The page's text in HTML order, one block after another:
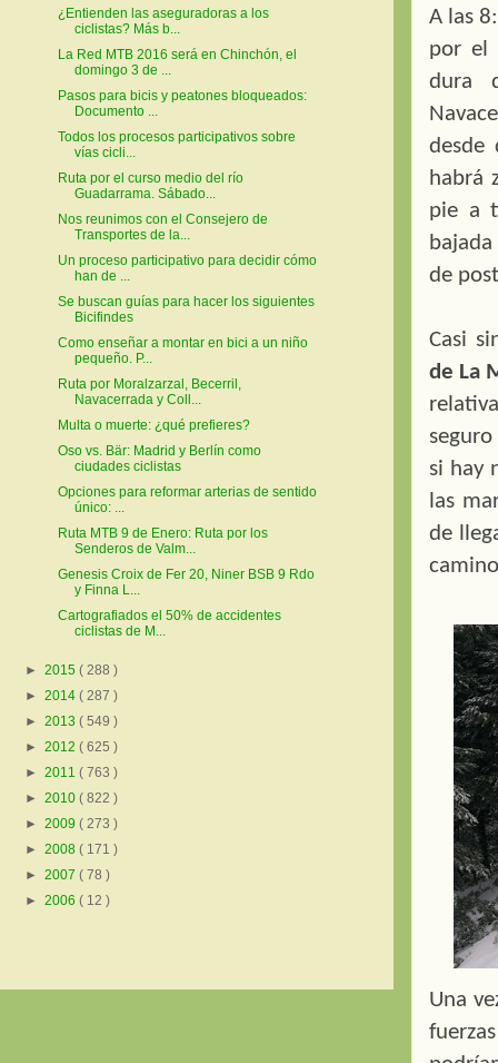
A las
por el
dura
desde
habrá
pie a
de
Casi
de La
si hay
las
de
Una
¿Entienden las aseguradoras a los
ciclistas? Más b...
La Red MTB 2016 será en Chinchón, el
domingo 3 de ...
Pasos para bicis y peatones bloqueados:
Documento ...
Todos los procesos participativos sobre
vías cicli...
Ruta por el curso medio del río
Guadarrama. Sábado...
Nos reunimos con el Consejero de
Transportes de la...
Un proceso participativo para decidir cómo
han de ...
Se buscan guías para hacer los siguientes
Bicifindes
Como enseñar a montar en bici a un niño
pequeño. P...
Ruta por Moralzarzal, Becerril,
Navacerrada y Coll...
Multa o muerte: ¿qué prefieres?
Oso vs. Bär: Madrid y Berlín como
ciudades ciclistas
Opciones para reformar arterias de sentido
único: ...
Ruta MTB 9 de Enero: Ruta por los
Senderos de Valm...
Genesis Croix de Fer 20, Niner BSB 9 Rdo
y Finna L...
Cartografiados el 50% de accidentes
ciclistas de M...
► 2015 ( 288 )
► 2014 ( 287 )
► 2013 ( 549 )
► 2012 ( 625 )
► 2011 ( 763 )
► 2010 ( 822 )
► 2009 ( 273 )
► 2008 ( 171 )
► 2007 ( 78 )
► 2006 ( 12 )